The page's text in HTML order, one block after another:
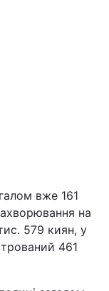
вже 161
на
579 киян, у
461